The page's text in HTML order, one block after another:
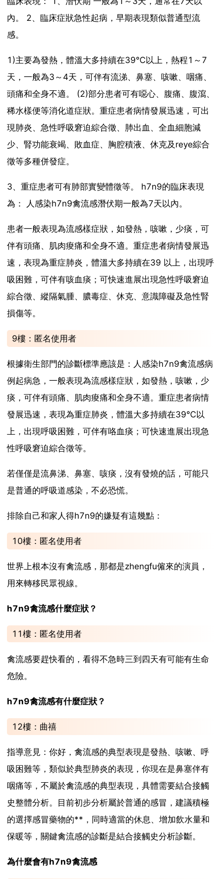
內。 2、臨床症狀急性起病，早期表現類似普通型流
感。
1)主要為發熱，體溫大多持續在39℃以上，熱程1～7
天，一般為3～4天，可伴有流涕、鼻塞、咳嗽、咽痛、
頭痛和全身不適。 (2)部分患者可有噁心、腹痛、腹瀉、
稀水樣便等消化道症狀。重症患者病情發展迅速，可出
現肺炎、急性呼吸窘迫綜合徵、肺出血、全血細胞減
少、腎功能衰竭、敗血症、胸腔積液、休克及reye綜合
徵等多種併發症。
3、重症患者可有肺部實變體徵等。 h7n9的臨床表現
為： 人感染h7n9禽流感潛伏期一般為7天以內。
患者一般表現為流感樣症狀，如發熱，咳嗽，少痰，可
伴有頭痛、肌肉痠痛和全身不適。重症患者病情發展迅
速，表現為重症肺炎，體溫大多持續在39 以上，出現呼
吸困難，可伴有咳血痰；可快速進展出現急性呼吸窘迫
綜合徵、縱隔氣腫、膿毒症、休克、意識障礙及急性腎
損傷等。
9樓：匿名使用者
根據衛生部門的診斷標準應該是：人感染h7n9禽流感病
例起病急，一般表現為流感樣症狀，如發熱，咳嗽，少
痰，可伴有頭痛、肌肉痠痛和全身不適。重症患者病情
發展迅速，表現為重症肺炎，體溫大多持續在39℃以
上，出現呼吸困難，可伴有咯血痰；可快速進展出現急
性呼吸窘迫綜合徵等。
若僅僅是流鼻涕、鼻塞、咳痰，沒有發燒的話，可能只
是普通的呼吸道感染，不必恐慌。
排除自己和家人得h7n9的嫌疑有這幾點：
10樓：匿名使用者
世界上根本沒有禽流感，那都是zhengfu僱來的演員，
用來轉移民眾視線。
h7n9禽流感什麼症狀？
11樓：匿名使用者
禽流感要趕快看的，看得不急時三到四天有可能有生命
危險。
h7n9禽流感有什麼症狀？
12樓：曲禧
指導意見：你好，禽流感的典型表現是發熱、咳嗽、呼
吸困難等，類似於典型肺炎的表現，你現在是鼻塞伴有
咽痛等，不屬於禽流感的典型表現，具體需要結合接觸
史整體分析。目前初步分析屬於普通的感冒，建議積極
的選擇感冒藥物的**，同時適當的休息、增加飲水量和
保暖等，關鍵禽流感的診斷是結合接觸史分析診斷。
為什麼會有h7n9禽流感